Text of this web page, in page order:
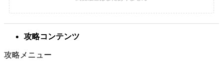
攻略コンテンツ
攻略メニュー